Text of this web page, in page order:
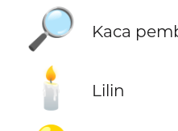
🔎 Kaca
🕯️ Lilin